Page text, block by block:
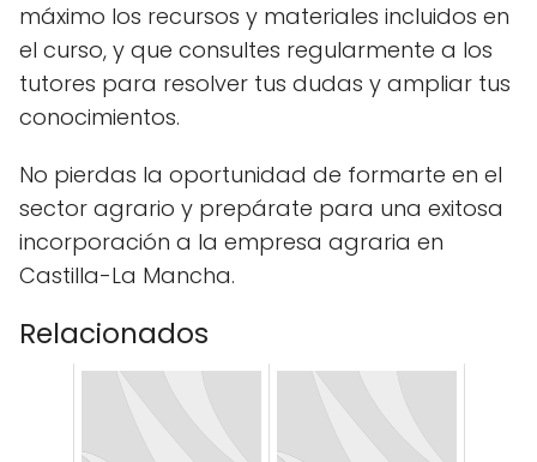
máximo los recursos y materiales incluidos en
el curso, y que consultes regularmente a los
tutores para resolver tus dudas y ampliar tus
conocimientos.
No pierdas la oportunidad de formarte en el
sector agrario y prepárate para una exitosa
incorporación a la empresa agraria en
Castilla-La Mancha.
Relacionados